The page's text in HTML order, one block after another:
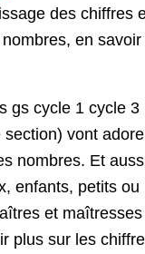
des chiffres
en
gs cycle 1 cycle 3
vont
nombres. Et
enfants, petits ou
et maîtresses
plus sur les